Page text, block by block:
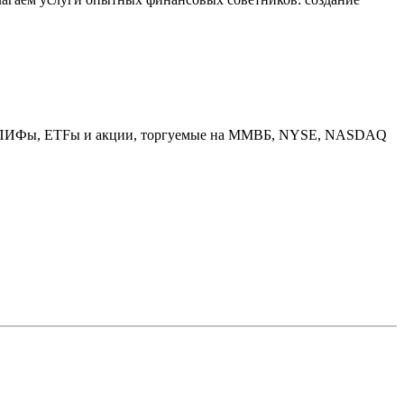
ПИФы, ETFы и акции, торгуемые на ММВБ, NYSE, NASDAQ